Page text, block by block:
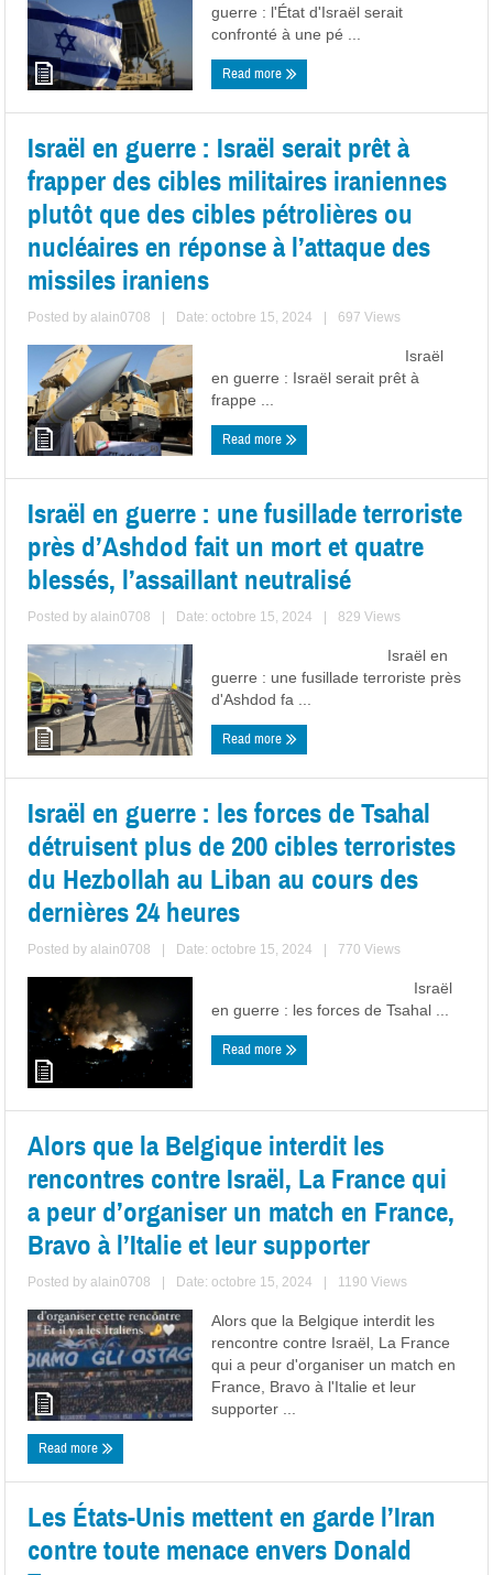
guerre : l'État d'Israël serait
confronté à une pé ...
Read more
Israël en guerre : Israël serait prêt à
frapper des cibles militaires iraniennes
plutôt que des cibles pétrolières ou
nucléaires en réponse à l’attaque des
missiles iraniens
Posted byalain0708 Date: octobre 15, 2024 697 Views
Israël
en guerre : Israël serait prêt à
frappe ...
Read more
Israël en guerre : une fusillade terroriste
près d’Ashdod fait un mort et quatre
blessés, l’assaillant neutralisé
Posted byalain0708 Date: octobre 15, 2024 829 Views
Israël en
guerre : une fusillade terroriste près
d'Ashdod fa ...
Read more
Israël en guerre : les forces de Tsahal
détruisent plus de 200 cibles terroristes
du Hezbollah au Liban au cours des
dernières 24 heures
Posted byalain0708 Date: octobre 15, 2024 770 Views
Israël
en guerre : les forces de Tsahal ...
Read more
Alors que la Belgique interdit les
rencontres contre Israël, La France qui
a peur d’organiser un match en France,
Bravo à l’Italie et leur supporter
Posted byalain0708 Date: octobre 15, 2024 1190 Views
Alors que la Belgique interdit les
rencontre contre Israël, La France
qui a peur d'organiser un match en
France, Bravo à l'Italie et leur
supporter ...
Read more
Les États-Unis mettent en garde l’Iran
contre toute menace envers Donald